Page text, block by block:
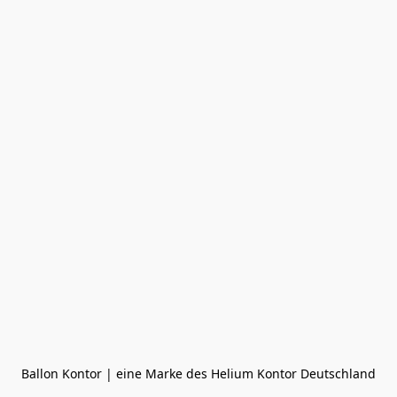
Ballon Kontor | eine Marke des Helium Kontor Deutschland